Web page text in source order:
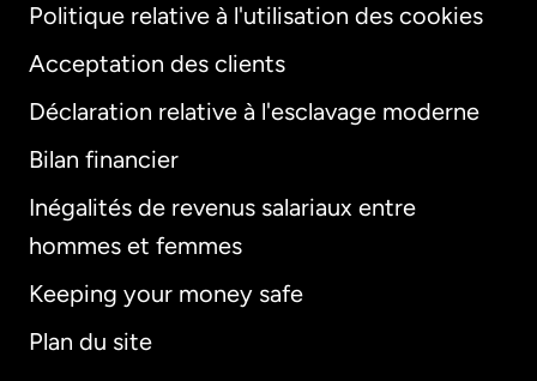
Politique relative à l'utilisation des cookies
Acceptation des clients
Déclaration relative à l'esclavage moderne
Bilan financier
Inégalités de revenus salariaux entre
hommes et femmes
Keeping your money safe
Plan du site
International
Allemagne